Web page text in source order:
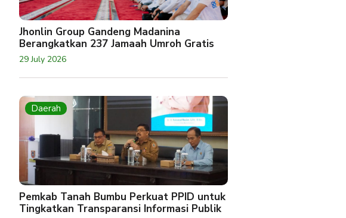
Jhonlin Group Gandeng Madanina
Berangkatkan 237 Jamaah Umroh Gratis
29 July 2026
Daerah
Pemkab Tanah Bumbu Perkuat PPID untuk
Tingkatkan Transparansi Informasi Publik